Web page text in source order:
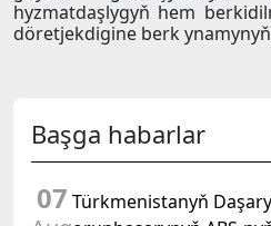
hyzmatdaşlygyň hem
döretjekdigine berk
Başga habarlar
07 Türkmenistanyň